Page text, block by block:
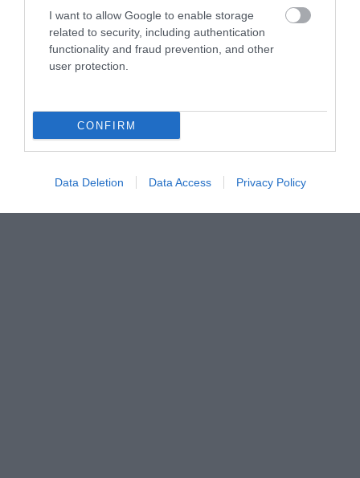
I want to allow Google to enable storage
related to security, including authentication
functionality and fraud prevention, and other
user protection.
CONFIRM
Data Deletion Data Access Privacy Policy